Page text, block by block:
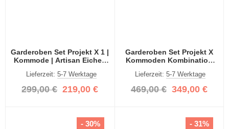
Garderoben Set Projekt X 1 |
Kommode | Artisan Eiche |
Lieferzeit: 5-7 Werktage
299,00 € 219,00 €
Garderoben Set Projekt X
Kommoden Kombination
Lieferzeit:5-7 Werktage
469,00 € 349,00 €
- 30% - 31%